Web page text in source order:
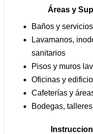
Áreas y
Baños y
Lavamanos,
sanitarios
Pisos y muros
Oficinas y
Cafeterías y
Bodegas,